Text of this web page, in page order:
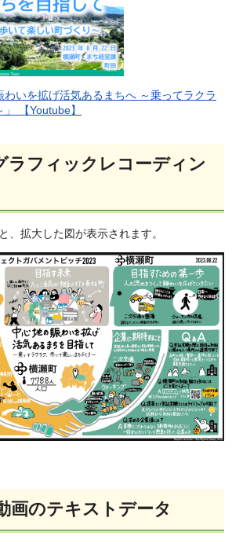
わいを拡げ活気あるまちへ ～乗ってラクラ
【Youtube】
ラフィックレコーディン
、拡大した図が表示されます。
画のテキストデータ